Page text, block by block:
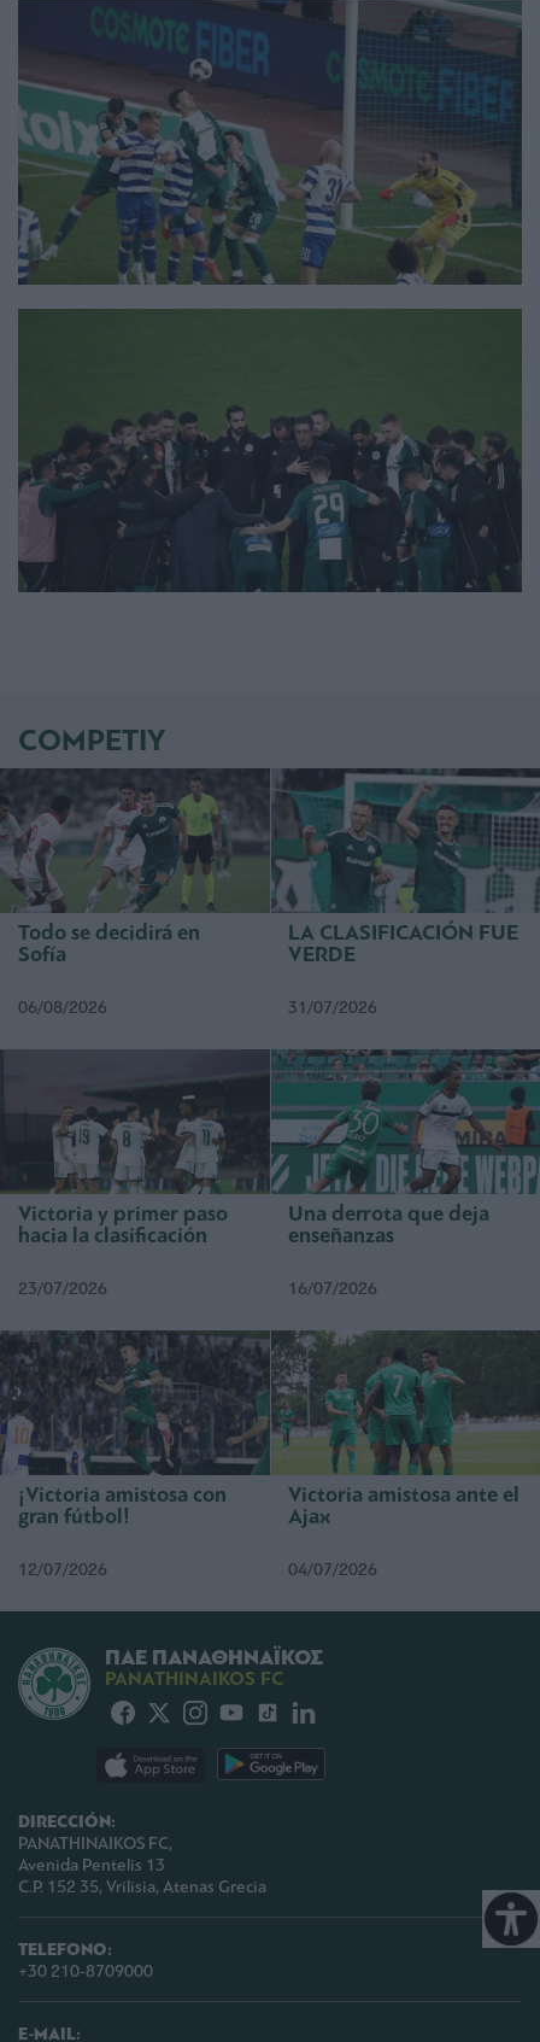
COMPETIY
Todo se decidirá en
Sofía
06/08/2026
LA CLASIFICACIÓN FUE
VERDE
31/07/2026
Victoria y primer paso
hacia la clasificación
23/07/2026
Una derrota que deja
enseñanzas
16/07/2026
¡Victoria amistosa con
gran fútbol!
12/07/2026
Victoria amistosa ante el
Ajax
04/07/2026
DIRECCIÓN:
PANATHINAIKOS FC,
Avenida Pentelis 13
C.P. 152 35, Vrilisia, Atenas Grecia
TELEFONO:
+30 210-8709000
E-MAIL:
ΠΑΕ ΠΑΝΑΘΗΝΑΪΚΟΣ
PANATHINAIKOS FC